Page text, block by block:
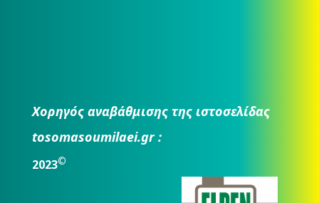
Χορηγός αναβάθμισης της ιστοσελίδας
tosomasoumilaei.gr :
2023©